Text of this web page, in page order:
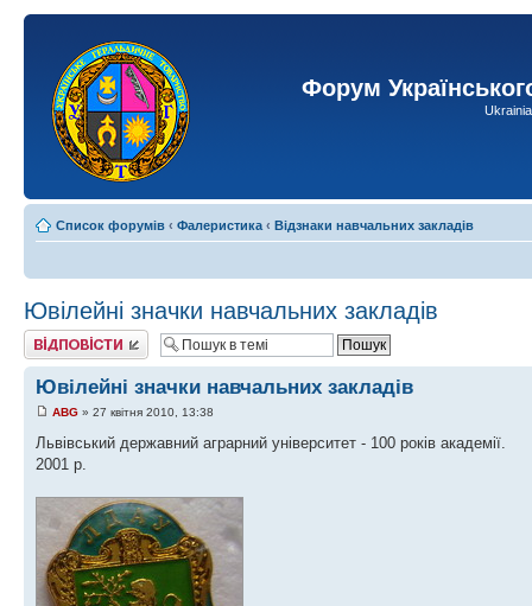
Форум
Список форумів ‹ Фалеристика ‹ Відзнаки навчальних закладів
Ювілейні значки навчальних закладів
Відповісти
Ювілейні значки навчальних закладів
ABG » 27 квітня 2010, 13:38
Львівський державний аграрний університет - 100 років академії.
2001 р.